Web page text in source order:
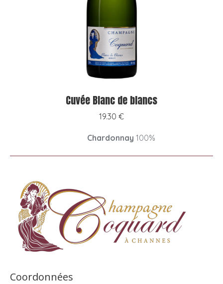
Cuvée Blanc de blancs
19.30 €
Chardonnay 100%
Coordonnées